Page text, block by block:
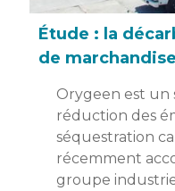
Étude : la
de
Orygeen est un
réduction des
séquestration
récemment
groupe